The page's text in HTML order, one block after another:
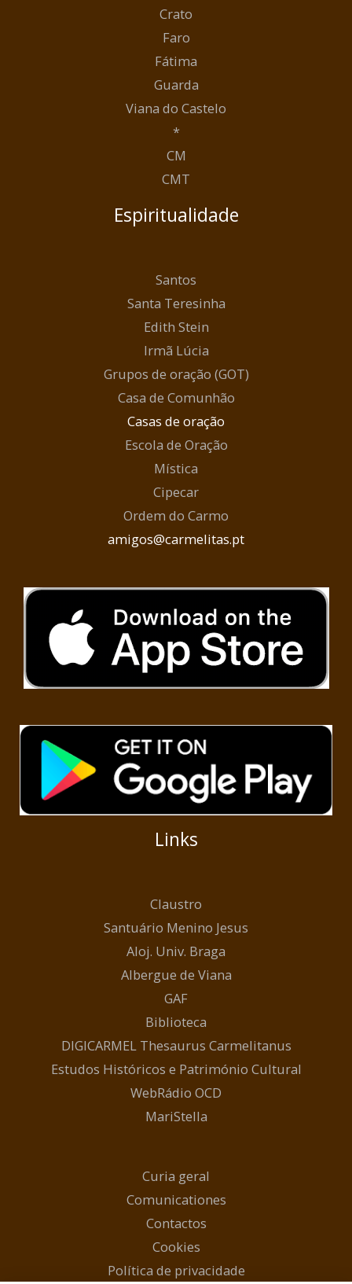
Crato
Faro
Fátima
Guarda
Viana do Castelo
*
CM
CMT
Espiritualidade
Santos
Santa Teresinha
Edith Stein
Irmã Lúcia
Grupos de oração (GOT)
Casa de Comunhão
Casas de oração
Escola de Oração
Mística
Cipecar
Ordem do Carmo
amigos@carmelitas.pt
Links
Claustro
Santuário Menino Jesus
Aloj. Univ. Braga
Albergue de Viana
GAF
Biblioteca
DIGICARMEL Thesaurus Carmelitanus
Estudos Históricos e Património Cultural
WebRádio OCD
MariStella
Curia geral
Comunicationes
Contactos
Cookies
Política de privacidade